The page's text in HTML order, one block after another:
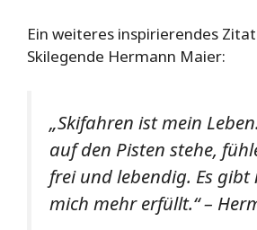
Ein weiteres inspirierendes
Skilegende Hermann Maier:
„Skifahren ist mein
auf den Pisten stehe,
frei und lebendig. Es gibt
mich mehr erfüllt.“ –